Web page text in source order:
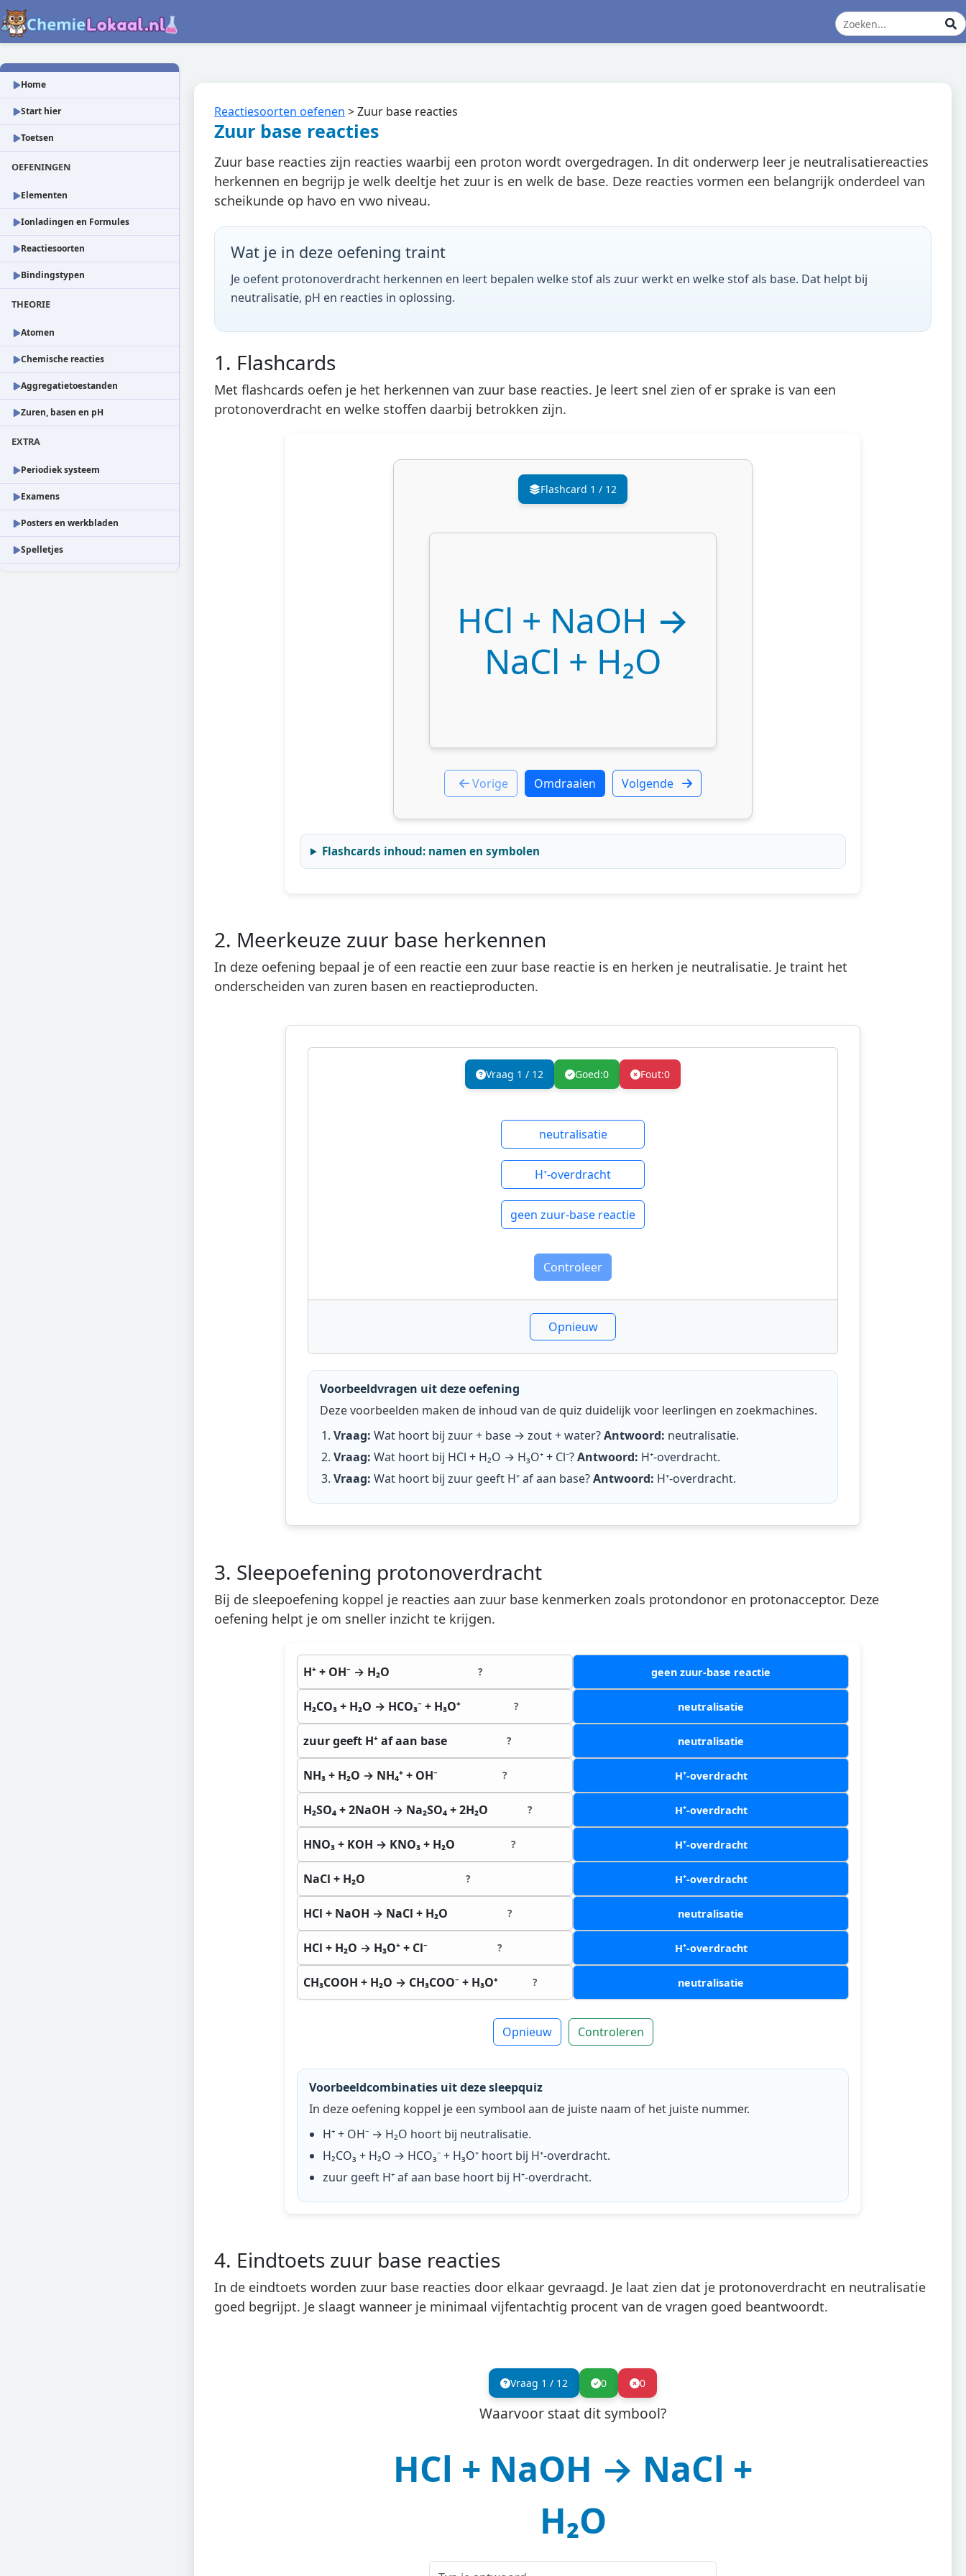
Home
Start hier
Toetsen
OEFENINGEN
Elementen
Ionladingen en Formules
Reactiesoorten
Bindingstypen
THEORIE
Atomen
Chemische reacties
Aggregatietoestanden
Zuren, basen en pH
EXTRA
Periodiek systeem
Examens
Posters en werkbladen
Spelletjes
Reactiesoorten oefenen >Zuur base reacties
Zuur base reacties
Zuur base reacties zijn reacties waarbij een proton wordt overgedragen. In dit onderwerp leer je neutralisatiereacties
herkennen en begrijp je welk deeltje het zuur is en welk de base. Deze reacties vormen een belangrijk onderdeel van
scheikunde op havo en vwo niveau.
Wat je in deze oefening traint
Je oefent protonoverdracht herkennen en leert bepalen welke stof als zuur werkt en welke stof als base. Dat helpt bij
neutralisatie, pH en reacties in oplossing.
1. Flashcards
Met flashcards oefen je het herkennen van zuur base reacties. Je leert snel zien of er sprake is van een
protonoverdracht en welke stoffen daarbij betrokken zijn.
Flashcard 1 / 12
HCl + NaOH →
NaCl + H₂O
Vorige Omdraaien Volgende
Flashcards inhoud: namen en symbolen
2. Meerkeuze zuur base herkennen
In deze oefening bepaal je of een reactie een zuur base reactie is en herken je neutralisatie. Je traint het
onderscheiden van zuren basen en reactieproducten.
Vraag 1 / 12 Goed:0 Fout:0
neutralisatie
H⁺-overdracht
geen zuur-base reactie
Controleer
Opnieuw
Voorbeeldvragen uit deze oefening
Deze voorbeelden maken de inhoud van de quiz duidelijk voor leerlingen en zoekmachines.
Vraag: Wat hoort bij zuur + base → zout + water?Antwoord: neutralisatie.
Vraag: Wat hoort bij HCl + H₂O → H₃O⁺ + Cl⁻?Antwoord: H⁺-overdracht.
Vraag: Wat hoort bij zuur geeft H⁺ af aan base?Antwoord: H⁺-overdracht.
3. Sleepoefening protonoverdracht
Bij de sleepoefening koppel je reacties aan zuur base kenmerken zoals protondonor en protonacceptor. Deze
oefening helpt je om sneller inzicht te krijgen.
H⁺ + OH⁻ → H₂O ?
H₂CO₃ + H₂O → HCO₃⁻ + H₃O⁺ ?
zuur geeft H⁺ af aan base ?
NH₃ + H₂O → NH₄⁺ + OH⁻ ?
H₂SO₄ + 2NaOH → Na₂SO₄ + 2H₂O ?
HNO₃ + KOH → KNO₃ + H₂O ?
NaCl + H₂O ?
HCl + NaOH → NaCl + H₂O ?
HCl + H₂O → H₃O⁺ + Cl⁻ ?
CH₃COOH + H₂O → CH₃COO⁻ + H₃O⁺ ?
geen zuur-base reactie
neutralisatie
neutralisatie
H⁺-overdracht
H⁺-overdracht
H⁺-overdracht
H⁺-overdracht
neutralisatie
H⁺-overdracht
neutralisatie
Opnieuw Controleren
Voorbeeldcombinaties uit deze sleepquiz
In deze oefening koppel je een symbool aan de juiste naam of het juiste nummer.
H⁺ + OH⁻ → H₂O hoort bij neutralisatie.
H₂CO₃ + H₂O → HCO₃⁻ + H₃O⁺ hoort bij H⁺-overdracht.
zuur geeft H⁺ af aan base hoort bij H⁺-overdracht.
4. Eindtoets zuur base reacties
In de eindtoets worden zuur base reacties door elkaar gevraagd. Je laat zien dat je protonoverdracht en neutralisatie
goed begrijpt. Je slaagt wanneer je minimaal vijfentachtig procent van de vragen goed beantwoordt.
Vraag 1 / 12 0 0
Waarvoor staat dit symbool?
HCl + NaOH → NaCl +
H₂O